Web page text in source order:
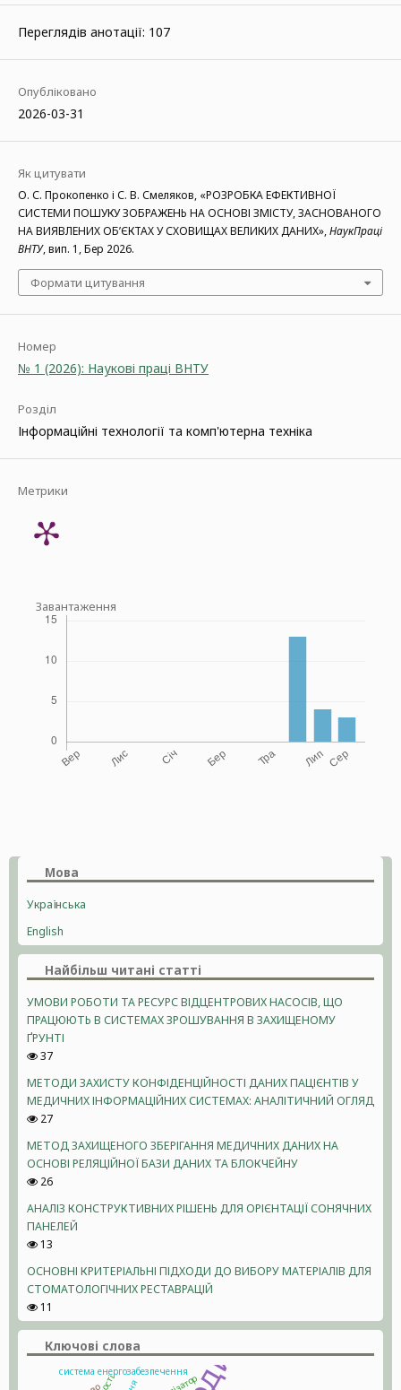
Переглядів анотації: 107
Опубліковано
2026-03-31
Як цитувати
О. С. Прокопенко і С. В. Смеляков, «РОЗРОБКА ЕФЕКТИВНОЇ
СИСТЕМИ ПОШУКУ ЗОБРАЖЕНЬ НА ОСНОВІ ЗМІСТУ, ЗАСНОВАНОГО
НА ВИЯВЛЕНИХ ОБ’ЄКТАХ У СХОВИЩАХ ВЕЛИКИХ ДАНИХ»,НаукПраці
ВНТУ, вип. 1, Бер 2026.
Формати цитування
Номер
№ 1 (2026): Наукові праці ВНТУ
Розділ
Інформаційні технології та комп'ютерна техніка
Метрики
Завантаження
Мова
Українська
English
Найбільш читані статті
УМОВИ РОБОТИ ТА РЕСУРС ВІДЦЕНТРОВИХ НАСОСІВ, ЩО
ПРАЦЮЮТЬ В СИСТЕМАХ ЗРОШУВАННЯ В ЗАХИЩЕНОМУ
ҐРУНТІ
37
МЕТОДИ ЗАХИСТУ КОНФІДЕНЦІЙНОСТІ ДАНИХ ПАЦІЄНТІВ У
МЕДИЧНИХ ІНФОРМАЦІЙНИХ СИСТЕМАХ: АНАЛІТИЧНИЙ ОГЛЯД
27
МЕТОД ЗАХИЩЕНОГО ЗБЕРІГАННЯ МЕДИЧНИХ ДАНИХ НА
ОСНОВІ РЕЛЯЦІЙНОЇ БАЗИ ДАНИХ ТА БЛОКЧЕЙНУ
26
АНАЛІЗ КОНСТРУКТИВНИХ РІШЕНЬ ДЛЯ ОРІЄНТАЦІЇ СОНЯЧНИХ
ПАНЕЛЕЙ
13
ОСНОВНІ КРИТЕРІАЛЬНІ ПІДХОДИ ДО ВИБОРУ МАТЕРІАЛІВ ДЛЯ
СТОМАТОЛОГІЧНИХ РЕСТАВРАЦІЙ
11
Ключові слова
система енергозабезпечення